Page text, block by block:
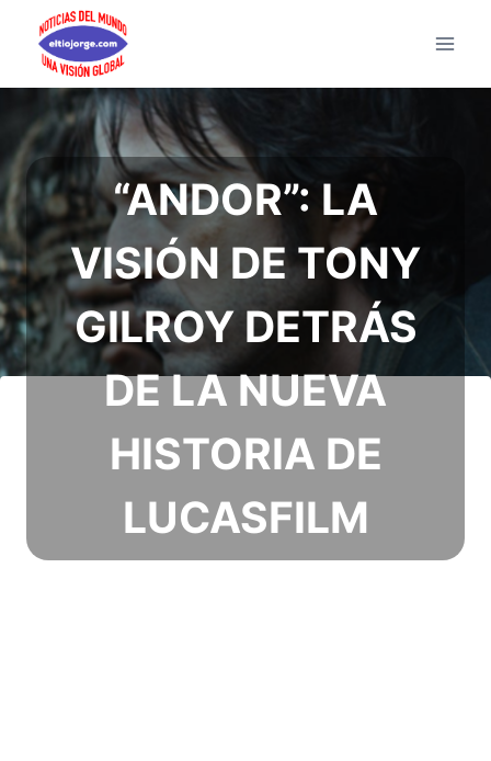
Saltar
contenido
“ANDOR”: LA
VISIÓN DE TONY
GILROY DETRÁS
DE LA NUEVA
HISTORIA DE
LUCASFILM